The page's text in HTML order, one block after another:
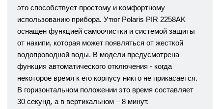
это способствует простому и комфортному
использованию прибора. Утюг Polaris PIR 2258AK
оснащен функцией самоочистки и системой защиты
от накипи, которая может появляться от жесткой
водопроводной воды. В модели предусмотрена
функция автоматического отключения - когда
некоторое время к его корпусу никто не прикасается.
В горизонтальном положении это время составляет
30 секунд, а в вертикальном – 8 минут.